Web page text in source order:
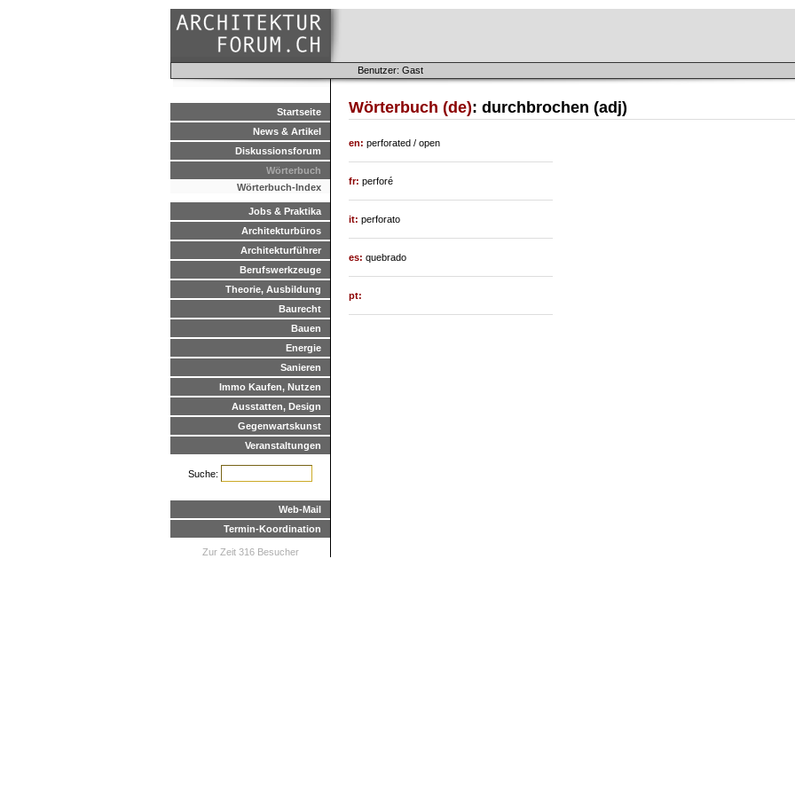
Benutzer: Gast
Startseite
News & Artikel
Diskussionsforum
Wörterbuch
Wörterbuch-Index
Jobs & Praktika
Architekturbüros
Architekturführer
Berufswerkzeuge
Theorie, Ausbildung
Baurecht
Bauen
Energie
Sanieren
Immo Kaufen, Nutzen
Ausstatten, Design
Gegenwartskunst
Veranstaltungen
Suche:
Web-Mail
Termin-Koordination
Zur Zeit 316 Besucher
Wörterbuch (de): durchbrochen (adj)
en: perforated / open
fr: perforé
it: perforato
es: quebrado
pt: